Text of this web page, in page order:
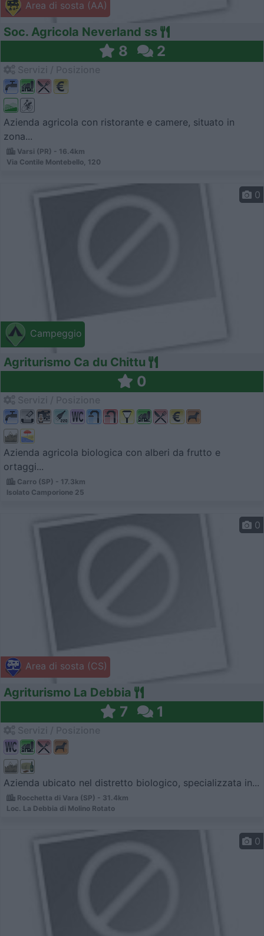
Area di sosta (AA)
Soc. Agricola Neverland ss
8 2
Azienda agricola con ristorante e camere, situato in
zona...
Varsi (PR) - 16.4km
Via Contile Montebello, 120
Campeggio
0
Agriturismo Ca du Chittu
0
Azienda agricola biologica con alberi da frutto e
ortaggi...
Carro (SP) - 17.3km
Isolato Camporione 25
Area di sosta (CS)
0
Agriturismo La Debbia
7 1
Azienda ubicato nel distretto biologico, specializzata in...
Rocchetta di Vara (SP) - 31.4km
Loc. La Debbia di Molino Rotato
0